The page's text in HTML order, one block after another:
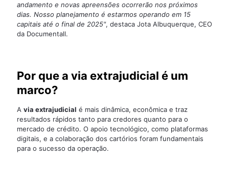
andamento e novas apreensões ocorrerão nos próximos
dias. Nosso planejamento é estarmos operando em 15
capitais até o final de 2025", destaca Jota Albuquerque, CEO
da Documentall.
Por que a via extrajudicial é um
marco?
A via extrajudicial é mais dinâmica, econômica e traz
resultados rápidos tanto para credores quanto para o
mercado de crédito. O apoio tecnológico, como plataformas
digitais, e a colaboração dos cartórios foram fundamentais
para o sucesso da operação.